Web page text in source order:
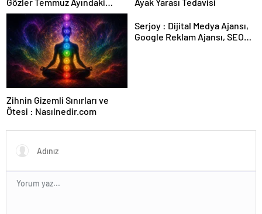
Karar Duruşmasına Çevrildi
Zihnin Gizemli Sınırları ve
Ötesi : Nasılnedir.com
Serjoy : Dijital Medya Ajansı,
Google Reklam Ajansı, SEO